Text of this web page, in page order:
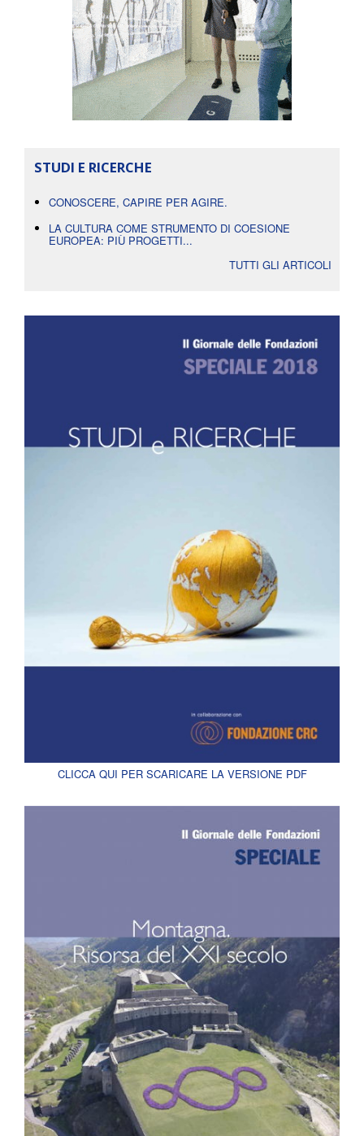
STUDI E RICERCHE
CONOSCERE, CAPIRE PER AGIRE.
LA CULTURA COME STRUMENTO DI COESIONE
EUROPEA: PIÙ PROGETTI...
TUTTI GLI ARTICOLI
CLICCA QUI PER SCARICARE LA VERSIONE PDF